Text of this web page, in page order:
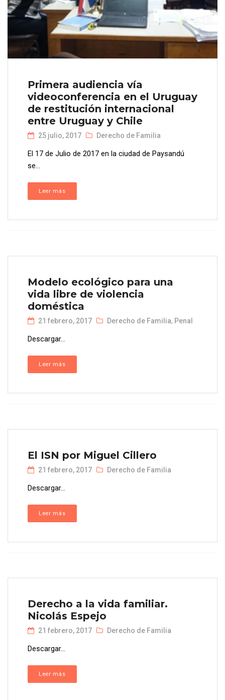
Primera audiencia vía
videoconferencia en el Uruguay
de restitución internacional
entre Uruguay y Chile
25 julio, 2017 Derecho de Familia
El 17 de Julio de 2017 en la ciudad de Paysandú
se...
Leer más
Modelo ecológico para una
vida libre de violencia
doméstica
21 febrero, 2017 Derecho de Familia, Penal
Descargar...
Leer más
El ISN por Miguel Cillero
21 febrero, 2017 Derecho de Familia
Descargar...
Leer más
Derecho a la vida familiar.
Nicolás Espejo
21 febrero, 2017 Derecho de Familia
Descargar...
Leer más